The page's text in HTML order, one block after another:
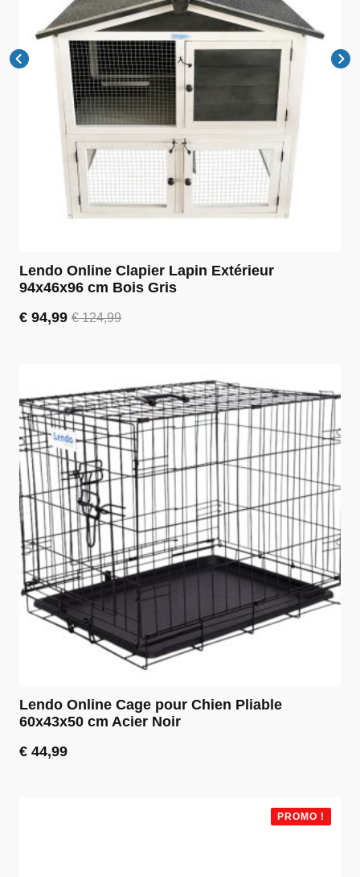
Lendo Online Clapier Lapin Extérieur
94x46x96 cm Bois Gris
€124,99
Le
€ 124,99.
€ 94,99
Le
€ 94,99.
Lendo Online Cage pour Chien Pliable
60x43x50 cm Acier Noir
€ 44,99
PROMO !